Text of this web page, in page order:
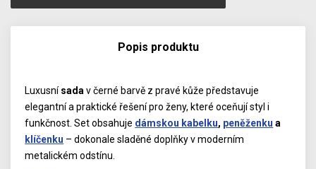
Popis produktu
Luxusnísada v černé barvě z pravé kůže představuje
elegantní a praktické řešení pro ženy, které oceňují styl i
funkčnost. Set obsahuje dámskou kabelku, peněženku a
klíčenku – dokonale sladěné doplňky v moderním
metalickém odstínu.